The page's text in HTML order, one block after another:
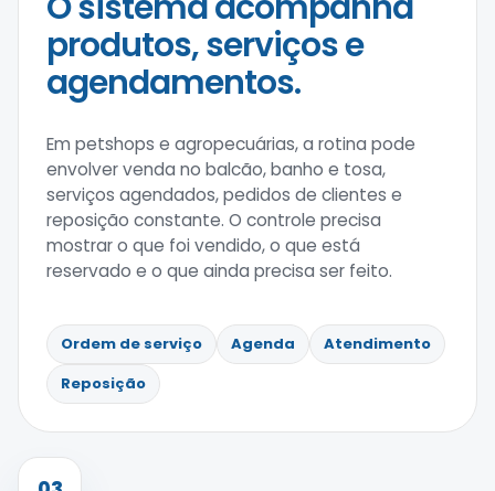
produtos, serviços e
agendamentos.
Em petshops e agropecuárias, a rotina pode
envolver venda no balcão, banho e tosa,
serviços agendados, pedidos de clientes e
reposição constante. O controle precisa
mostrar o que foi vendido, o que está
reservado e o que ainda precisa ser feito.
Ordem de serviço Agenda
Atendimento
Reposição